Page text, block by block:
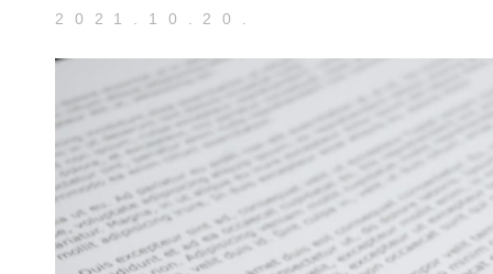
2021.10.20.